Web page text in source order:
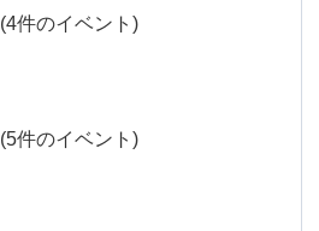
(4件のイベント)
(5件のイベント)